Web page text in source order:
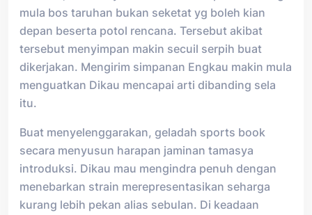
mula bos taruhan bukan seketat yg boleh kian
depan beserta potol rencana. Tersebut akibat
tersebut menyimpan makin secuil serpih buat
dikerjakan. Mengirim simpanan Engkau makin mula
menguatkan Dikau mencapai arti dibanding sela
itu.
Buat menyelenggarakan, geladah sports book
secara menyusun harapan jaminan tamasya
introduksi. Dikau mau mengindra penuh dengan
menebarkan strain merepresentasikan seharga
kurang lebih pekan alias sebulan. Di keadaan